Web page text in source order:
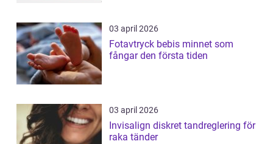
03 april 2026
Fotavtryck bebis minnet som
fångar den första tiden
03 april 2026
Invisalign diskret tandreglering för
raka tänder